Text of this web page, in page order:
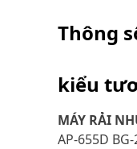
Thông
kiểu
MÁY RẢI
AP-655D